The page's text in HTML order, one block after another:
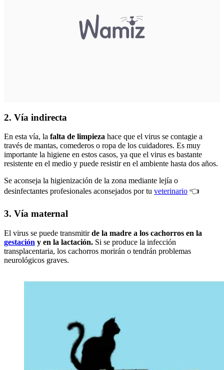
2. Vía indirecta
En esta vía, la falta de limpieza hace que el virus se contagie a
través de mantas, comederos o ropa de los cuidadores. Es muy
importante la higiene en estos casos, ya que el virus es bastante
resistente en el medio y puede resistir en el ambiente hasta dos años.
Se aconseja la higienización de la zona mediante lejía o
desinfectantes profesionales aconsejados por tu veterinario 👈
3. Vía maternal
El virus se puede transmitirde la madre a los cachorros en la
gestación y en la lactación. Si se produce la infección
transplacentaria, los cachorros morirán o tendrán problemas
neurológicos graves.